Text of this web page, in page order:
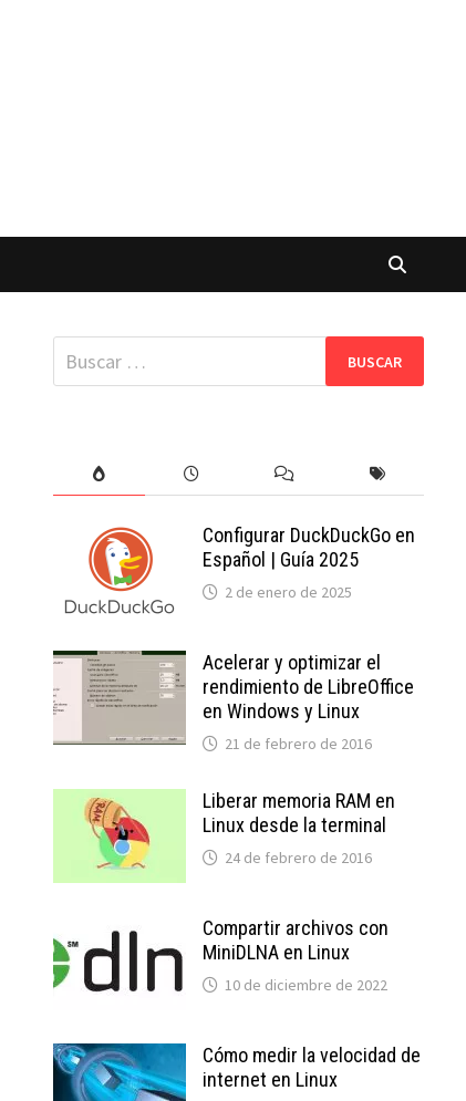
Buscar:
Configurar DuckDuckGo en
Español | Guía 2025
2 de enero de 2025
Acelerar y optimizar el
rendimiento de LibreOffice
en Windows y Linux
21 de febrero de 2016
Liberar memoria RAM en
Linux desde la terminal
24 de febrero de 2016
Compartir archivos con
MiniDLNA en Linux
10 de diciembre de 2022
Cómo medir la velocidad de
internet en Linux